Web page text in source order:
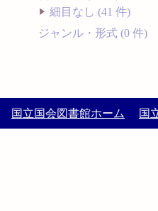
細目なし (41 件)
ジャンル・形式 (0 件)
国立国会図書館ホーム 国